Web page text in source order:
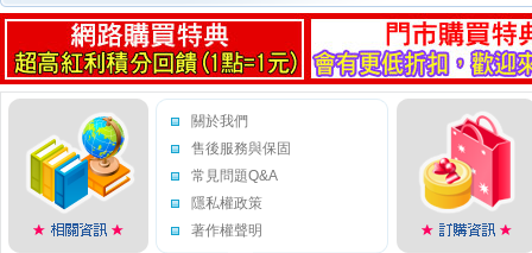
關於我們
售後服務與保固
常見問題Q&A
隱私權政策
著作權聲明